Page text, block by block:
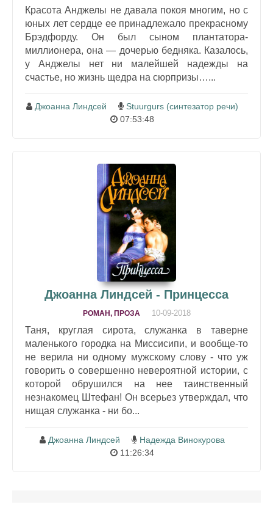
Красота Анджелы не давала покоя многим, но с
юных лет сердце ее принадлежало прекрасному
Брэдфорду. Он был сыном плантатора-
миллионера, она — дочерью бедняка. Казалось,
у Анджелы нет ни малейшей надежды на
счастье, но жизнь щедра на сюрпризы…...
Джоанна Линдсей
Stuurgurs (синтезатор речи)
07:53:48
Джоанна Линдсей - Принцесса
РОМАН, ПРОЗА 10-09-2018
Таня, круглая сирота, служанка в таверне
маленького городка на Миссисипи, и вообще-то
не верила ни одному мужскому слову - что уж
говорить о совершенно невероятной истории, с
которой обрушился на нее таинственный
незнакомец Штефан! Он всерьез утверждал, что
нищая служанка - ни бо...
Джоанна Линдсей
Надежда Винокурова
11:26:34